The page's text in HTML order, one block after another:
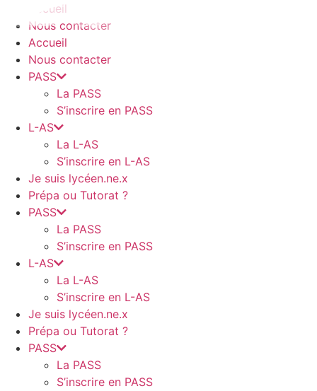
contenu
Accueil
Nous contacter
Accueil
Nous contacter
PASS
La PASS
S’inscrire en PASS
L-AS
La L-AS
S’inscrire en L-AS
Je suis lycéen.ne.x
Prépa ou Tutorat ?
PASS
La PASS
S’inscrire en PASS
L-AS
La L-AS
S’inscrire en L-AS
Je suis lycéen.ne.x
Prépa ou Tutorat ?
PASS
La PASS
S’inscrire en PASS